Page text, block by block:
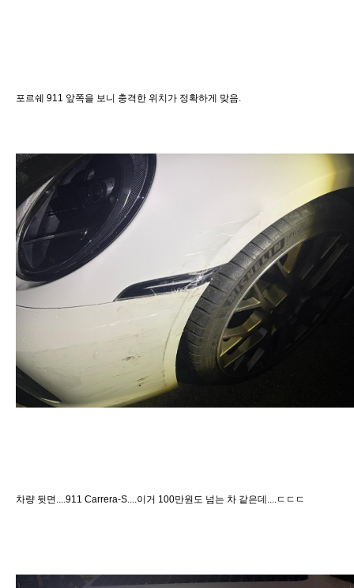
포르쉐 911 앞쪽을 보니 충격한 위치가 정확하게 맞음.
차량 뒷면....911 Carrera-S....이거 100만원도 넘는 차 같은데....ㄷㄷㄷ